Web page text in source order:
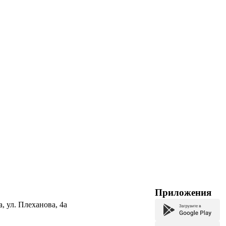
ул. Плеханова, 4а
Приложения